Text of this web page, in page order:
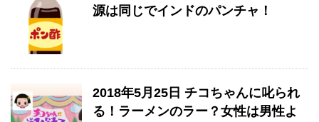
源は同じでインドのパンチャ！
2018年5月25日 チコちゃんに叱られ
る！​ラーメンのラー？女性は男性よ